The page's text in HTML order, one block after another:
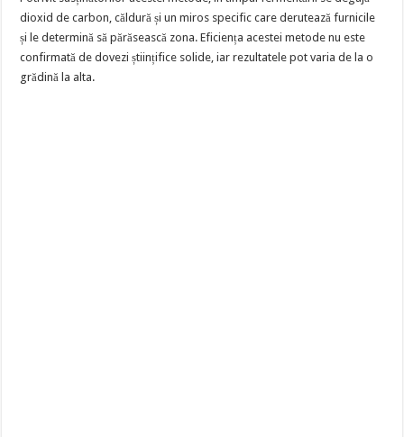
dioxid de carbon, căldură și un miros specific care derutează furnicile
și le determină să părăsească zona. Eficiența acestei metode nu este
confirmată de dovezi științifice solide, iar rezultatele pot varia de la o
grădină la alta.